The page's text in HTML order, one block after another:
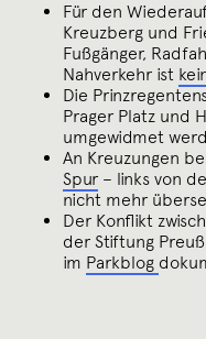
Für den
Kreuzberg und
Fußgänger,
Nahverkehr ist
Die
Prager Platz und
umgewidmet
An Kreuzungen
Spur – links von
nicht mehr
Der Konflikt
der Stiftung
im Parkblog